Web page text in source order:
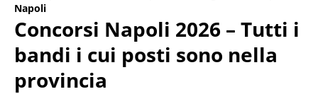
Napoli
Concorsi Napoli 2026 – Tutti i
bandi i cui posti sono nella
provincia